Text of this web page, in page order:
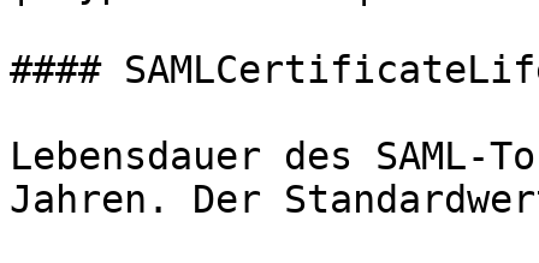
####
Lebensdauer des
Jahren. Der